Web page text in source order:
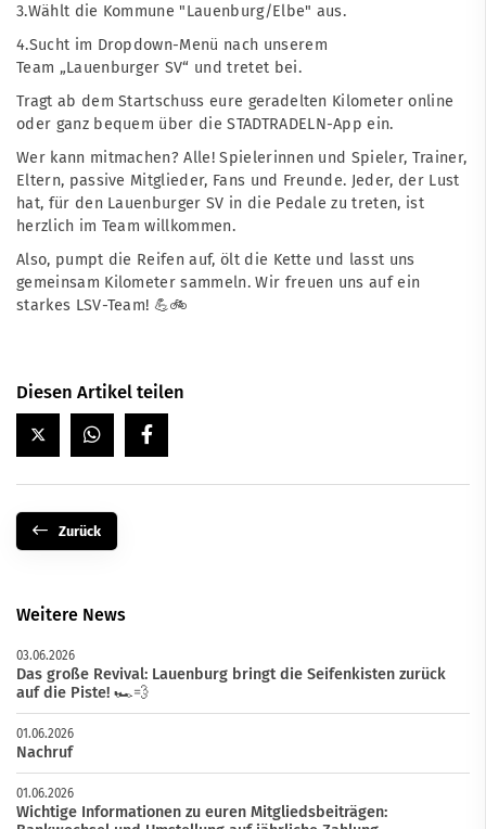
3.Wählt die Kommune "Lauenburg/Elbe" aus.
4.Sucht im Dropdown-Menü nach unserem
Team „Lauenburger SV“ und tretet bei.
Tragt ab dem Startschuss eure geradelten Kilometer online
oder ganz bequem über die STADTRADELN-App ein.
Wer kann mitmachen? Alle! Spielerinnen und Spieler, Trainer,
Eltern, passive Mitglieder, Fans und Freunde. Jeder, der Lust
hat, für den Lauenburger SV in die Pedale zu treten, ist
herzlich im Team willkommen.
Also, pumpt die Reifen auf, ölt die Kette und lasst uns
gemeinsam Kilometer sammeln. Wir freuen uns auf ein
starkes LSV-Team! 💪🚲
Diesen Artikel teilen
Zurück
Weitere News
03.06.2026
Das große Revival: Lauenburg bringt die Seifenkisten zurück
auf die Piste! 🏎️💨
01.06.2026
Nachruf
01.06.2026
Wichtige Informationen zu euren Mitgliedsbeiträgen: